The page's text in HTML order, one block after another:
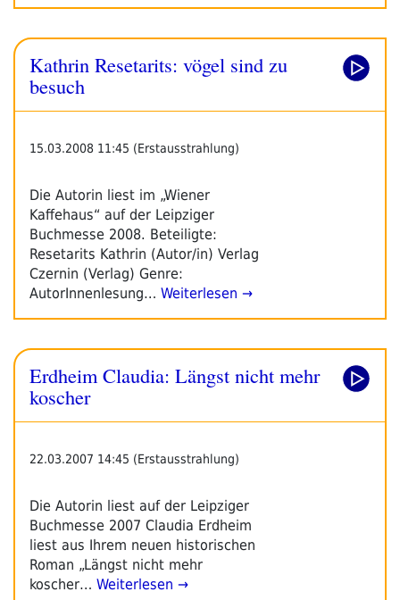
Kathrin Resetarits: vögel sind zu
besuch
15.03.2008 11:45 (Erstausstrahlung)
Die Autorin liest im „Wiener
Kaffehaus“ auf der Leipziger
Buchmesse 2008. Beteiligte:
Resetarits Kathrin (Autor/in) Verlag
Czernin (Verlag) Genre:
AutorInnenlesung… Weiterlesen →
Erdheim Claudia: Längst nicht mehr
koscher
22.03.2007 14:45 (Erstausstrahlung)
Die Autorin liest auf der Leipziger
Buchmesse 2007 Claudia Erdheim
liest aus Ihrem neuen historischen
Roman „Längst nicht mehr
koscher… Weiterlesen →